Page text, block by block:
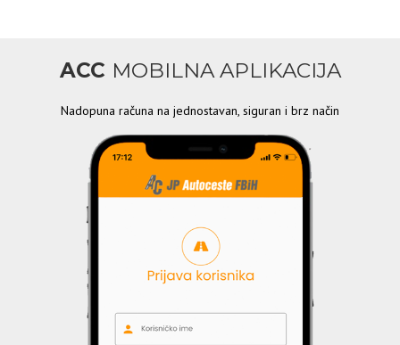
ACC MOBILNA APLIKACIJA
Nadopuna računa na jednostavan, siguran i brz način